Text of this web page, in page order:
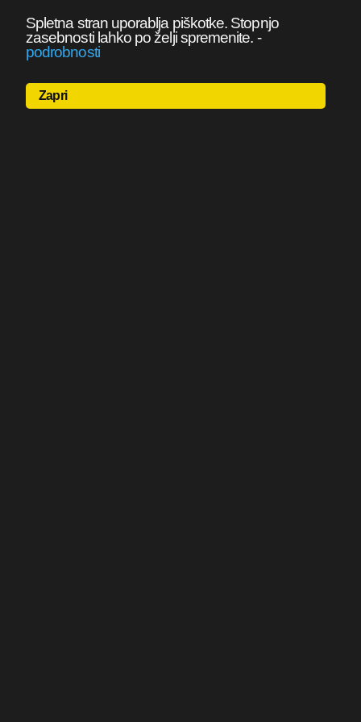
Spletna stran uporablja piškotke. Stopnjo
zasebnosti lahko po želji spremenite. -
podrobnosti
Zapri